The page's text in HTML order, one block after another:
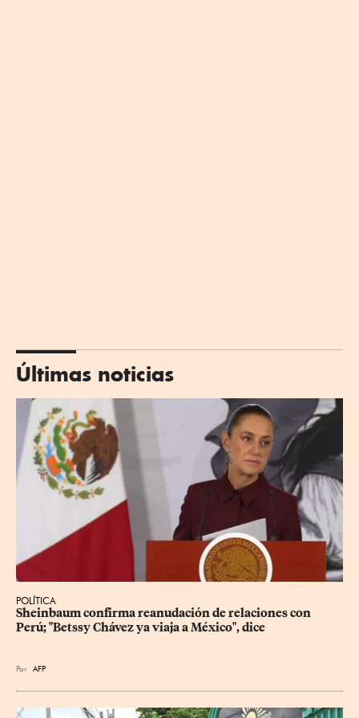
Últimas noticias
POLÍTICA
Sheinbaum confirma reanudación de relaciones con
Perú; "Betssy Chávez ya viaja a México", dice
Por AFP